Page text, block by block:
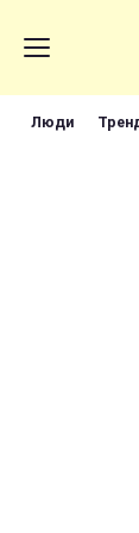
Люди